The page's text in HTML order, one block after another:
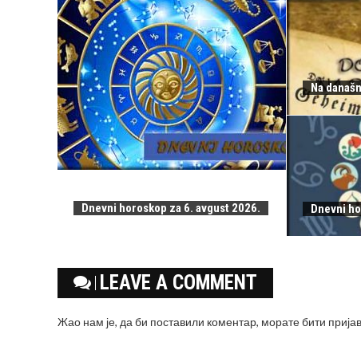
Dnevni horoskop za 6. avgust 2026.
Na
Dnevni
LEAVE A COMMENT
Жао нам је, да би поставили коментар, моратебити